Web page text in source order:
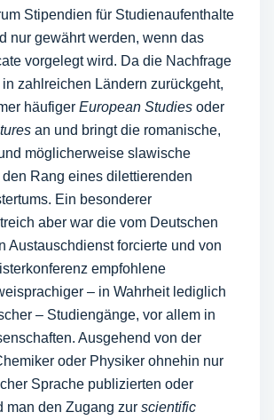
Stipendien für Studienaufenthalte
nur gewährt werden, wenn das
vorgelegt wird. Da die Nachfrage
zahlreichen Ländern zurückgeht,
häufiger European Studies oder
an und bringt die romanische,
möglicherweise slawische
Rang eines dilettierenden
Ein besonderer
aber war die vom Deutschen
Austauschdienst forcierte und von
empfohlene
– in Wahrheit lediglich
– Studiengänge, vor allem in
Ausgehend von der
oder Physiker ohnehin nur
Sprache publizierten oder
man den Zugang zur scientific